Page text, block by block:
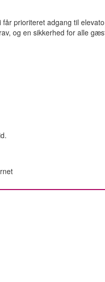
prioriteret adgang til
og en sikkerhed for alle